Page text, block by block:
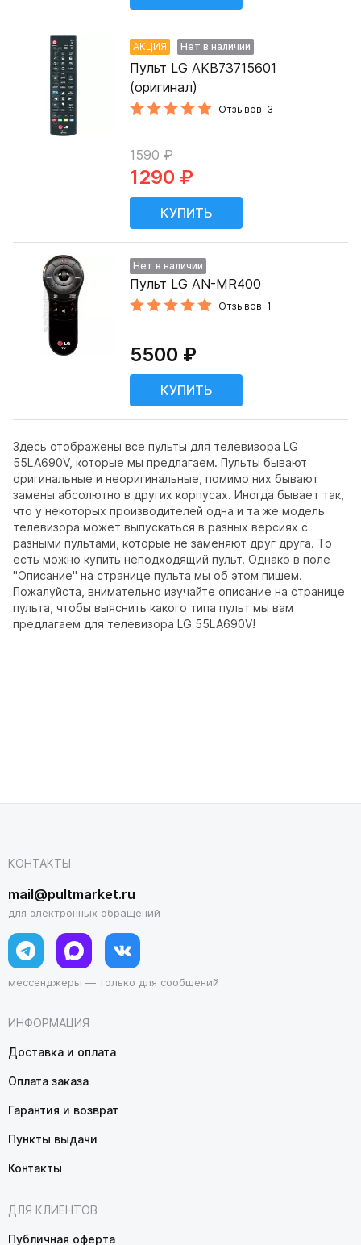
Здесь отображены все пульты для телевизора LG
55LA690V, которые мы предлагаем. Пульты бывают
оригинальные и неоригинальные, помимо них бывают
замены абсолютно в других корпусах. Иногда бывает так,
что у некоторых производителей одна и та же модель
телевизора может выпускаться в разных версиях с
разными пультами, которые не заменяют друг друга. То
есть можно купить неподходящий пульт. Однако в поле
"Описание" на странице пульта мы об этом пишем.
Пожалуйста, внимательно изучайте описание на странице
пульта, чтобы выяснить какого типа пульт мы вам
предлагаем для телевизора LG 55LA690V!
АКЦИЯ Нет в наличии
Пульт LG AKB73715601
(оригинал)
Отзывов: 3
1590 ₽
1290 ₽
Нет в наличии
Пульт LG AN-MR400
Отзывов: 1
5500 ₽
ИНФОРМАЦИЯ
Доставка и оплата
Оплата заказа
Гарантия и возврат
Пункты выдачи
Контакты
ДЛЯ КЛИЕНТОВ
Публичная оферта
КОНТАКТЫ
mail@pultmarket.ru
для электронных обращений
мессенджеры — только для сообщений